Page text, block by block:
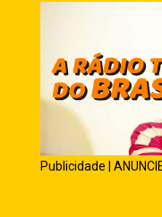
Publicidade |